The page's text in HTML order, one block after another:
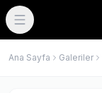
Ana Sayfa Galeriler